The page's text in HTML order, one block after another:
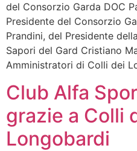
del Consorzio Garda DOC
Presidente del Consorzio
Prandini, del Presidente
Sapori del Gard Cristiano
Amministratori di Colli dei
Club Alfa
grazie a Colli
Longobardi